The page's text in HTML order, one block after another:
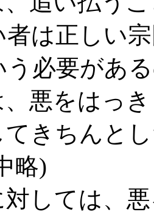
者は正しい
う必要があ
、悪をはっ
てきちんと
略)
しては、